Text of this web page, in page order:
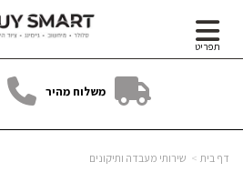
תפריט
משלוח מהיר
דף בית שירותי מעבדה ותיקונים